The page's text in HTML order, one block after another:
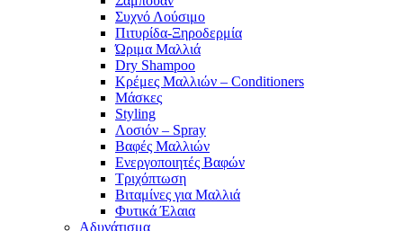
Συχνό Λούσιμο
Πιτυρίδα-Ξηροδερμία
Ώριμα Μαλλιά
Dry Shampoo
Κρέμες Μαλλιών – Conditioners
Μάσκες
Styling
Λοσιόν – Spray
Βαφές Μαλλιών
Ενεργοποιητές Βαφών
Τριχόπτωση
Βιταμίνες για Μαλλιά
Φυτικά Έλαια
Αδυνάτισμα